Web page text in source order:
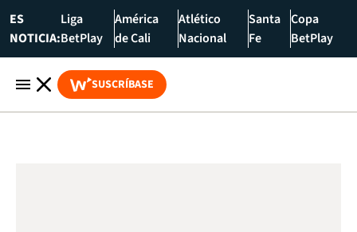
ES
NOTICIA:
Liga
BetPlay
América
de Cali
Atlético
Nacional
Santa
Fe
Copa
BetPlay
SUSCRÍBASE